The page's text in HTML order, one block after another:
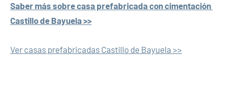
Saber más sobre casa prefabricada con cimentación
Castillo de Bayuela >>
Ver casas prefabricadas Castillo de Bayuela >>